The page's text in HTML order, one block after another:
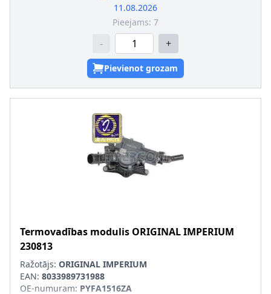
11.08.2026
Pieejams: 7
- +
Pievienot grozam
Termovadības modulis ORIGINAL IMPERIUM
230813
Ražotājs: ORIGINAL IMPERIUM
EAN: 8033989731988
OE-numuram: PYFA1516ZA